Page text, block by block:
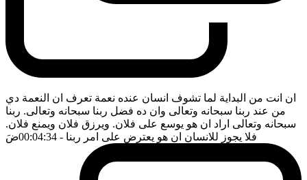
ان انت من البداية لما تشوف انسان عنده نعمة تعرف ان النعمة دي
من عند ربنا سبحانه وتعالى وان ده فضل ربنا سبحانه وتعالى. ربنا
سبحانه وتعالى اراد ان هو يوسع على فلان. ويرزق فلان ويمنع فلان.
فلا يجوز للانسان ان هو يعترض على امر ربنا - 00:04:34 ضَ